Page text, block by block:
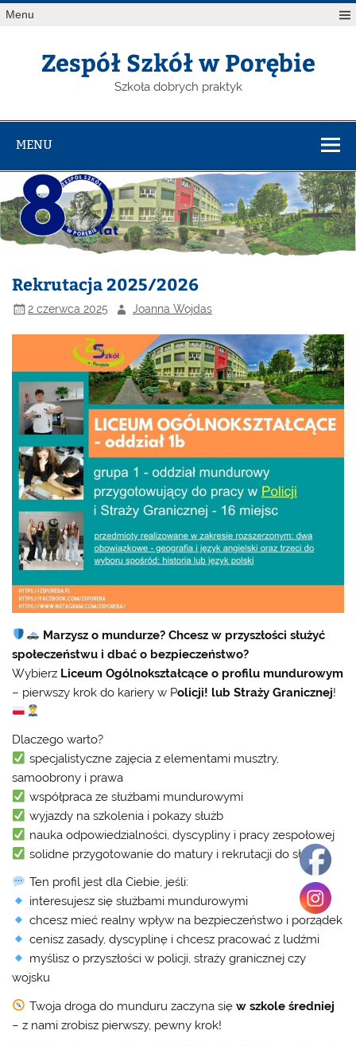
Menu
Zespół Szkół w Porębie
Szkoła dobrych praktyk
MENU
Rekrutacja 2025/2026
2 czerwca 2025 Joanna Wojdas
Marzysz o mundurze? Chcesz w przyszłości służyć
społeczeństwu i dbać o bezpieczeństwo?
Wybierz Liceum Ogólnokształcące o profilu mundurowym
– pierwszy krok do kariery w Policji! lub StrażyGranicznej!
Dlaczego warto?
specjalistyczne zajęcia z elementami musztry,
samoobrony i prawa
współpraca ze służbami mundurowymi
wyjazdy na szkolenia i pokazy służb
nauka odpowiedzialności, dyscypliny i pracy zespołowej
solidne przygotowanie do matury i rekrutacji do służb
Ten profil jest dla Ciebie, jeśli:
interesujesz się służbami mundurowymi
chcesz mieć realny wpływ na bezpieczeństwo i porządek
cenisz zasady, dyscyplinę i chcesz pracować z ludźmi
myślisz o przyszłości w policji, straży granicznej czy
wojsku
Twoja droga do munduru zaczyna się w szkole średniej
– z nami zrobisz pierwszy, pewny krok!